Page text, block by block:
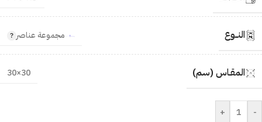
النــوع مجموعة عناصر
المقـاس (سم) 30×30
-
+